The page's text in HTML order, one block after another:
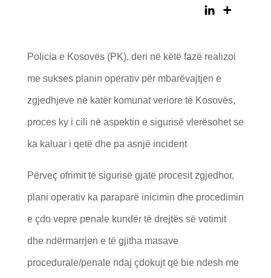
Policia e Kosovës (PK), deri në këtë fazë realizoi
me sukses planin operativ për mbarëvajtjen e
zgjedhjeve në katër komunat veriore të Kosovës,
proces ky i cili në aspektin e sigurisë vlerësohet se
ka kaluar i qetë dhe pa asnjë incident
Përveç ofrimit të sigurisë gjatë procesit zgjedhor,
plani operativ ka paraparë inicimin dhe procedimin
e çdo vepre penale kundër të drejtës së votimit
dhe ndërmarrjen e të gjitha masave
procedurale/penale ndaj çdokujt që bie ndesh me